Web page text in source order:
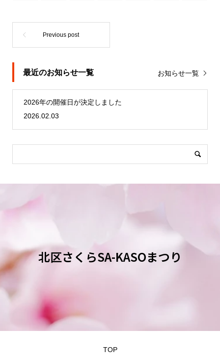
最近のお知らせ一覧 お知らせ一覧
2026年の開催日が決定しました
2026.02.03
北区さくらSA-KASOまつり
TOP